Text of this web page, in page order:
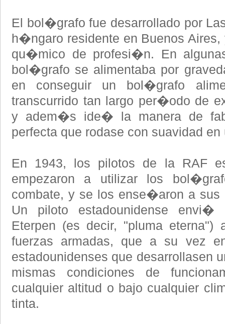
El bol�grafo fue desarrollado por
h�ngaro residente en Buenos Aires,
qu�mico de profesi�n. En
bol�grafo se alimentaba por
en conseguir un bol�grafo
transcurrido tan largo per�odo de
y adem�s ide� la manera de
perfecta que rodase con suavidad
En 1943, los pilotos de la RAF
empezaron a utilizar los
combate, y se los ense�aron a sus
Un piloto estadounidense
Eterpen (es decir, "pluma eterna")
fuerzas armadas, que a su vez
estadounidenses que desarrollasen
mismas condiciones de
cualquier altitud o bajo cualquier
tinta.